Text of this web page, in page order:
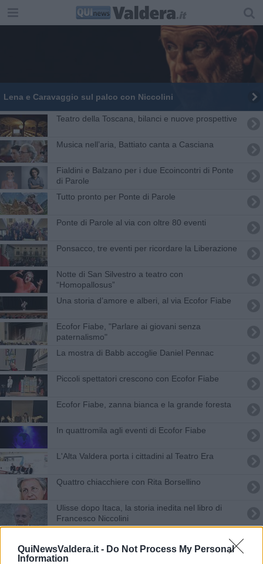
QuiNewsValdera.it - Do Not Process My Personal
Information
Lena e Caravaggio sul palco con Niccolini
Teatro della Toscana, bilanci e nuove prospettive
Musica nell’aria, Battiato canta a Casciana
Fialdini e Balzano per i due Ecoincontri di Ponte
di Parole
Tutto pronto per Ponte di Parole
Ponte di Parole al via con oltre 80 eventi
Ponsacco, tre eventi per ricordare la Liberazione
Notte di San Silvestro a teatro con
“Homopallosus”
Una storia d’amore e alberi, al via Ecofor Fiabe
Ecofor Fiabe, "Parlare ai giovani senza
paternalismo"
La mostra di Babb accoglie Daniel Pennac
Piccoli spettatori crescono con Ecofor Fiabe
Ecofor Fiabe, zanna bianca e la grande foresta
In quattromila agli eventi di Ecofor Fiabe
L'Alta Valdera porta i cittadini al Teatro Era
Quattro chiacchiere con Rita Borsellino
Ulisse dopo Itaca, la storia inedita nel libro di
Francesco Niccolini
Daniel Pennac chiude la settimana di Ecofor